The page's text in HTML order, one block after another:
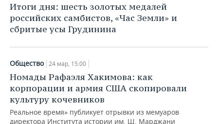
УДМУРТИЯ
НОВОСТИ АНАЛИТИКИ
ДЕКЛАРАЦИИ О ДОХОДАХ
КОРОЛИ ГОСЗАКАЗА ПФО
ВУЗЫ ТАТАРСТАНА
КОМУ ПРИНАДЛЕЖАТ
ТОРГОВЫЕ ЦЕНТРЫ
ТАТАРСТАНА
ЭКОНОМИКА
НОВОСТИ ЭКОНОМИКИ
ФИНАНСЫ
БАНКИ
БЮДЖЕТ
ИНВЕСТИЦИИ
ПРОМЫШЛЕННОСТЬ
НОВОСТИ
ПРОМЫШЛЕННОСТИ
АГРОПРОМ
МАШИНОСТРОЕНИЕ
НОВОСТИ НЕДВИЖИМОСТИ
АВТО
НОВОСТИ АВТО
БИЗНЕС
НОВОСТИ БИЗНЕСА
ТЕХНОЛОГИИ
Итоги дня: шесть золотых медалей
российских самбистов, «Час Земли» и
сбритые усы Грудинина
Общество 24 мар, 15:00
Номады Рафаэля Хакимова: как
корпорации и армия США скопировали
культуру кочевников
Реальное время» публикует отрывки из мемуаров
директора Института истории им. Ш. Марджани